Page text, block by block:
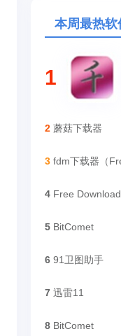
本周最热软
1
2 蘑菇下载器
3
4 Free
5 BitComet
6 91卫图助手
7 迅雷11
8 BitComet